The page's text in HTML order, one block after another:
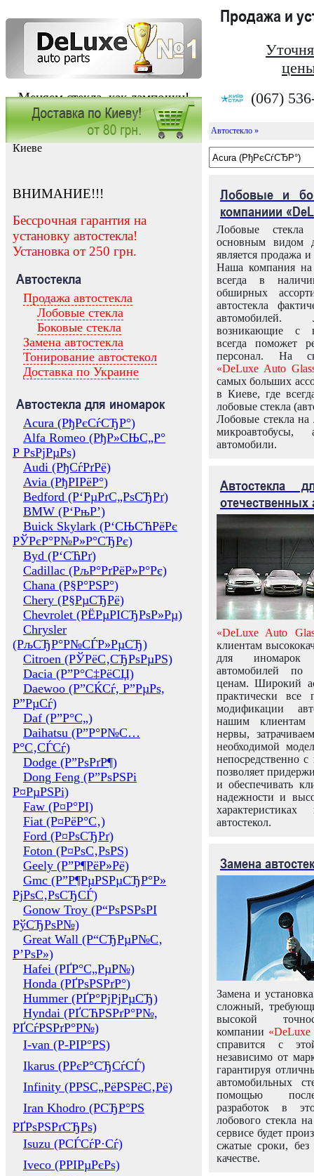
Меняем стекла, как лампочки!
Продажа и
(067)
Заказать установку автостекла в
Киеве
ВНИМАНИЕ!!!
Бессрочная гарантия на
установку автостекла!
Установка от 250 грн.
Автостекла
Продажа автостекла
Лобовые стекла
Боковые стекла
Замена автостекла
Тонирование автостекол
Доставка по Украине
Автостекла для иномарок
Acura (РђРєСѓСЂР°)
Alfa Romeo (РђР»СЊС„Р°
Р РѕРјРµРѕ)
Audi (РђСѓРґРё)
Avia (РђРІРёР°)
Bedford (Р‘РµРґС„РѕСЂРґ)
BMW (Р‘РњР’)
Buick Skylark (Р‘СЊСЋРёРє
РЎРєР°Р№Р»Р°СЂРє)
Byd (Р‘СЋРґ)
Cadillac (РљР°РґРёР»Р°Рє)
Chana (Р§Р°РЅР°)
Chery (Р§РµСЂРё)
Chevrolet (РЁРµРІСЂРѕР»Рµ)
Chrysler
(РљСЂР°Р№СЃР»РµСЂ)
Citroen (РЎРёС‚СЂРѕРµРЅ)
Dacia (Р”Р°С‡РёСЏ)
Daewoo (Р”СЌСѓ, Р”РµРѕ,
Р”РµСѓ)
Daf (Р”Р°С„)
Daihatsu (Р”Р°Р№С…
Р°С‚СЃСѓ)
Dodge (Р”РѕРґР¶)
Dong Feng (Р”РѕРЅРі
Р¤РµРЅРі)
Faw (Р¤Р°РІ)
Fiat (Р¤РёР°С‚)
Ford (Р¤РѕСЂРґ)
Foton (Р¤РѕС‚РѕРЅ)
Geely (Р”Р¶РёР»Рё)
Gmc (Р”Р¶РµРЅРµСЂР°Р»
РјРѕС‚РѕСЂСЃ)
Gonow Troy (Р“РѕРЅРѕРІ
РўСЂРѕР№)
Great Wall (Р“СЂРµР№С‚
Р’РѕР»)
Hafei (РҐР°С„РµР№)
Honda (РҐРѕРЅРґР°)
Hummer (РҐР°РјРјРµСЂ)
Hyndai (РҐСЋРЅРґР°Р№,
РҐСѓРЅРґР°Р№)
I-van (Р-РІР°РЅ)
Ikarus (РРєР°СЂСѓСЃ)
Infinity (РРЅС„РёРЅРёС‚Рё)
Iran Khodro (РСЂР°РЅ
РҐРѕРЅРґСЂРѕ)
Isuzu (РСЃСѓР·Сѓ)
Iveco (РРІРµРєРѕ)
Автостекло »
Лобовые и
компаниии
Лобовые
основным видом
является продажа и
Наша компания на
всегда в
обширных
автостекла
возникающие с
всегда поможет
персонал. На
«DeLuxe Auto
самых больших
в Киеве, где
лобовые стекла
Лобовые стекла на
микроавтобусы,
автомобили.
Автостекла
отечественных
«DeLuxe Auto
клиентам
для иномарок
автомобилей
ценам. Широкий
практически все
модификации
нашим клиентам
нервы,
необходимой
непосредственно
позволяет
и обеспечивать
надежности и
автостекол.
Замена
Замена и
сложный,
высокой
компании «DeLuxe
справится с
независимо от
гарантируя
автомобильных
помощью
разработок в
лобового стекла
сервисе будет
сжатые сроки,
качестве.